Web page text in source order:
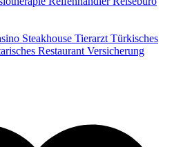
Steakhouse Tierarzt Türkisches
Restaurant Versicherung